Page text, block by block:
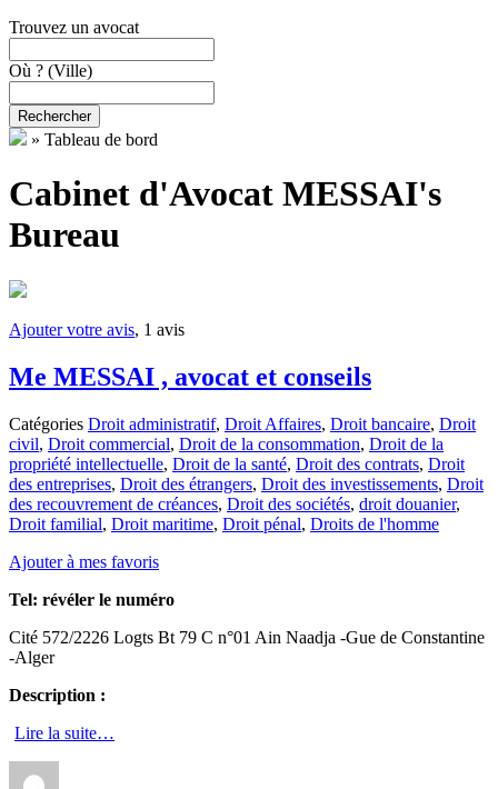
Trouvez un avocat
Où ? (Ville)
Rechercher
» Tableau de bord
Cabinet d'Avocat MESSAI's
Bureau
Ajouter votre avis, 1 avis
Me MESSAI , avocat et conseils
Catégories Droit administratif, Droit Affaires, Droit bancaire, Droit
civil, Droit commercial, Droit de la consommation, Droit de la
propriété intellectuelle, Droit de la santé, Droit des contrats, Droit
des entreprises, Droit des étrangers, Droit des investissements, Droit
des recouvrement de créances, Droit des sociétés, droit douanier,
Droit familial, Droit maritime, Droit pénal, Droits de l'homme
Ajouter à mes favoris
Tel: révéler le numéro
Cité 572/2226 Logts Bt 79 C n°01 Ain Naadja -Gue de Constantine
-Alger
Description :
Lire la suite…